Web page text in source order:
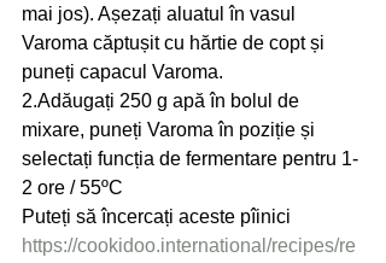
mai jos). Așezați aluatul în vasul
Varoma căptușit cu hărtie de copt și
puneți capacul Varoma.
2.Adăugați 250 g apă în bolul de
mixare, puneți Varoma în poziție și
selectați funcția de fermentare pentru 1-
2 ore / 55ºC
Puteți să încercați aceste pîinici
https://cookidoo.international/recipes/re